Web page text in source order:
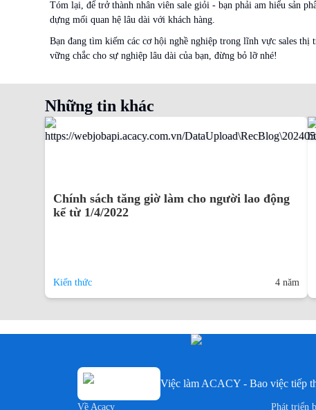
Tóm lại, để trở thành nhân viên sale giỏi - bạn phải am hiểu sản
dựng mối quan hệ lâu dài với khách hàng.
Bạn đang tìm kiếm các cơ hội nghề nghiệp trong lĩnh vực sales thị
vững chắc cho sự nghiệp lâu dài của bạn, đừng bỏ lỡ nhé!
Những tin khác
Chính sách tăng giờ làm cho người lao động
kể từ 1/4/2022
Kiến thức 4 năm
Việc làm ACACY - Bao việc tiếp
Về Acacy Phát triển